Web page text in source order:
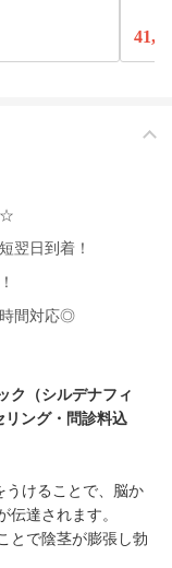
☆
翌日到着！
時間対応◎
ク（シルデナフィ
ング・問診料込
うけることで、脳か
伝達されます。
とで陰茎が膨張し勃